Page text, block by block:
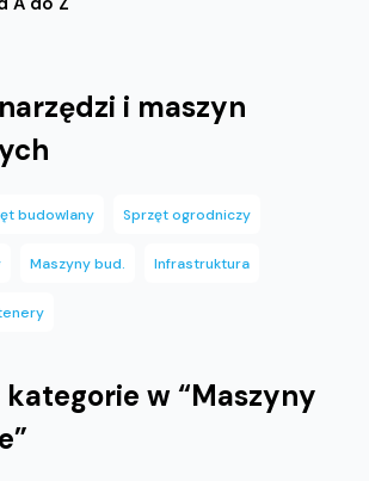
i maszyn
budowlany Sprzęt ogrodniczy
Maszyny bud. Infrastruktura
w “Maszyny
”